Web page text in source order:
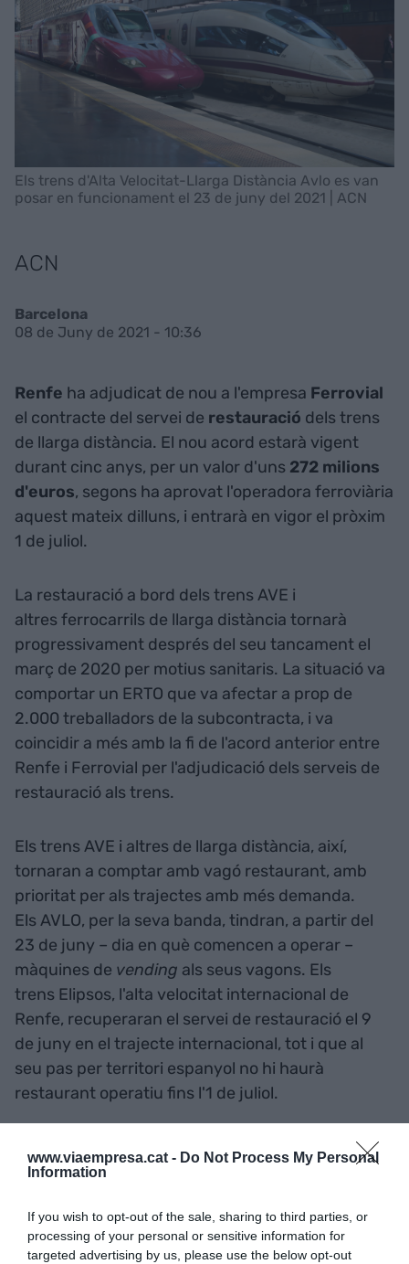
www.viaempresa.cat - Do Not Process My Personal
Information
If you wish to opt-out of the sale, sharing to third parties, or
processing of your personal or sensitive information for
targeted advertising by us, please use the below opt-out
Els trens d'Alta Velocitat-Llarga Distància Avlo es van
posar en funcionament el 23 de juny del 2021 | ACN
ACN
Barcelona
08 de Juny de 2021 - 10:36
Renfe ha adjudicat de nou a l'empresa Ferrovial
el contracte del servei de restauració dels trens
de llarga distància. El nou acord estarà vigent
durant cinc anys, per un valor d'uns 272 milions
d'euros, segons ha aprovat l'operadora ferroviària
aquest mateix dilluns, i entrarà en vigor el pròxim
1 de juliol.
La restauració a bord dels trens AVE i
altres ferrocarrils de llarga distància tornarà
progressivament després del seu tancament el
març de 2020 per motius sanitaris. La situació va
comportar un ERTO que va afectar a prop de
2.000 treballadors de la subcontracta, i va
coincidir a més amb la fi de l'acord anterior entre
Renfe i Ferrovial per l'adjudicació dels serveis de
restauració als trens.
Els trens AVE i altres de llarga distància, així,
tornaran a comptar amb vagó restaurant, amb
prioritat per als trajectes amb més demanda.
Els AVLO, per la seva banda, tindran, a partir del
23 de juny – dia en què comencen a operar –
màquines de vending als seus vagons. Els
trens Elipsos, l'alta velocitat internacional de
Renfe, recuperaran el servei de restauració el 9
de juny en el trajecte internacional, tot i que al
seu pas per territori espanyol no hi haurà
restaurant operatiu fins l'1 de juliol.
AfegirVIA Empresa com a font preferida de
Google de forma gratuïta